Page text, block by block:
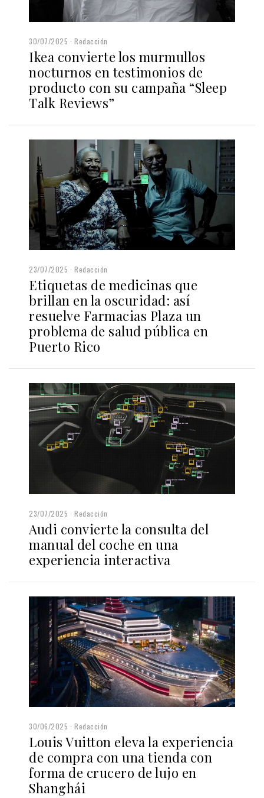
30/07/2025 Redacción
Ikea convierte los murmullos
nocturnos en testimonios de
producto con su campaña “Sleep
Talk Reviews”
23/07/2025 Redacción
Etiquetas de medicinas que
brillan en la oscuridad: así
resuelve Farmacias Plaza un
problema de salud pública en
Puerto Rico
23/07/2025 Redacción
Audi convierte la consulta del
manual del coche en una
experiencia interactiva
30/06/2025 Redacción
Louis Vuitton eleva la experiencia
de compra con una tienda con
forma de crucero de lujo en
Shanghái